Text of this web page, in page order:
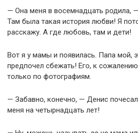
— Она меня в восемнадцать родила,
Там была такая история любви! Я
расскажу. А где любовь, там и дети!
Вот я у мамы и появилась. Папа мой,
предпочел сбежать! Его, к
только по фотографиям.
— Забавно, конечно, — Денис
меня на четырнадцать лет!